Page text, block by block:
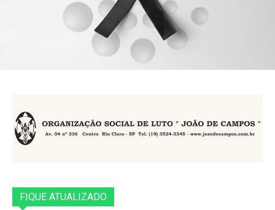
FIQUE ATUALIZADO